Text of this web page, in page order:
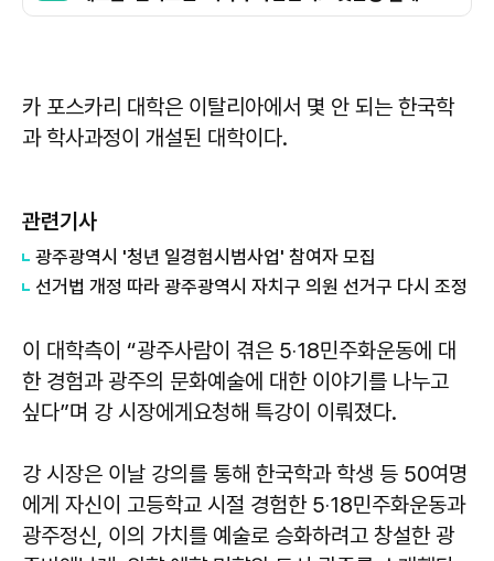
카 포스카리 대학은 이탈리아에서 몇 안 되는 한국학
과 학사과정이 개설된 대학이다.
관련기사
광주광역시 '청년 일경험시범사업' 참여자 모집
선거법 개정 따라 광주광역시 자치구 의원 선거구 다시 조정
이 대학측이 “광주사람이 겪은 5‧18민주화운동에 대
한 경험과 광주의 문화예술에 대한 이야기를 나누고
싶다”며 강 시장에게요청해 특강이 이뤄졌다.
강 시장은 이날 강의를 통해 한국학과 학생 등 50여명
에게 자신이 고등학교 시절 경험한 5‧18민주화운동과
광주정신, 이의 가치를 예술로 승화하려고 창설한 광